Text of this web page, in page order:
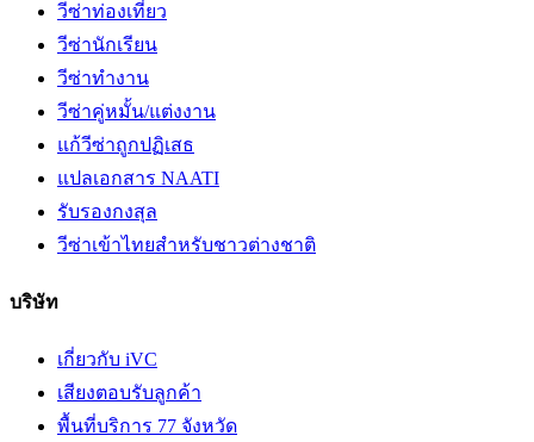
วีซ่าท่องเที่ยว
วีซ่านักเรียน
วีซ่าทำงาน
วีซ่าคู่หมั้น/แต่งงาน
แก้วีซ่าถูกปฏิเสธ
แปลเอกสาร NAATI
รับรองกงสุล
วีซ่าเข้าไทยสำหรับชาวต่างชาติ
บริษัท
เกี่ยวกับ iVC
เสียงตอบรับลูกค้า
พื้นที่บริการ 77 จังหวัด